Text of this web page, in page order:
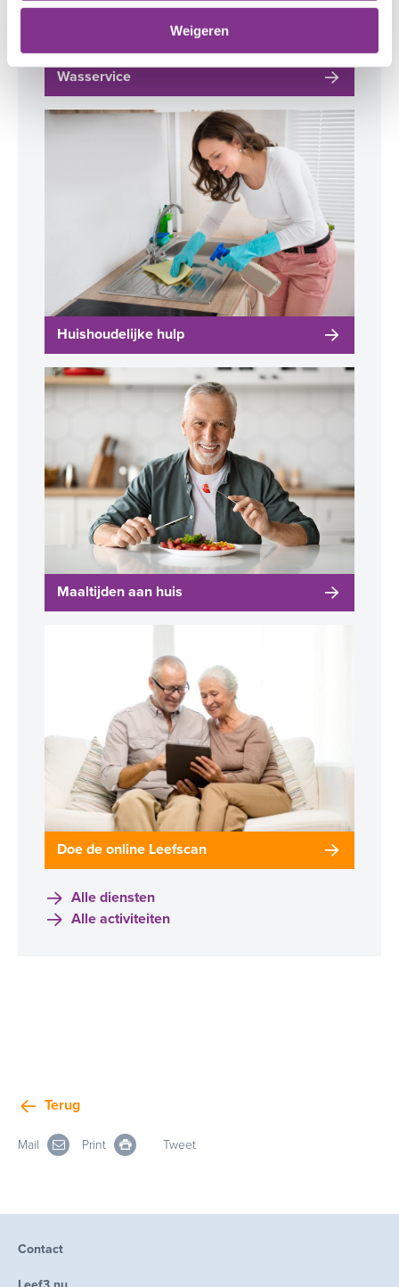
Weigeren
Wasservice
Huishoudelijke hulp
Maaltijden aan huis
Doe de online Leefscan
Alle diensten
Alle activiteiten
Terug
Mail Print Tweet
Contact